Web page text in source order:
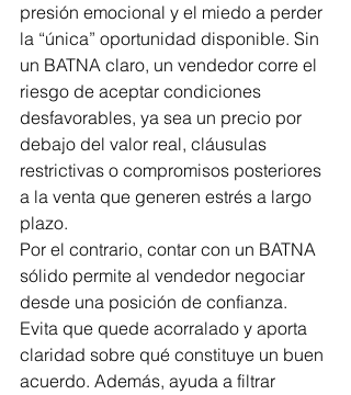
presión emocional y el miedo a perder
la “única” oportunidad disponible. Sin
un BATNA claro, un vendedor corre el
riesgo de aceptar condiciones
desfavorables, ya sea un precio por
debajo del valor real, cláusulas
restrictivas o compromisos posteriores
a la venta que generen estrés a largo
plazo.
Por el contrario, contar con un BATNA
sólido permite al vendedor negociar
desde una posición de confianza.
Evita que quede acorralado y aporta
claridad sobre qué constituye un buen
acuerdo. Además, ayuda a filtrar